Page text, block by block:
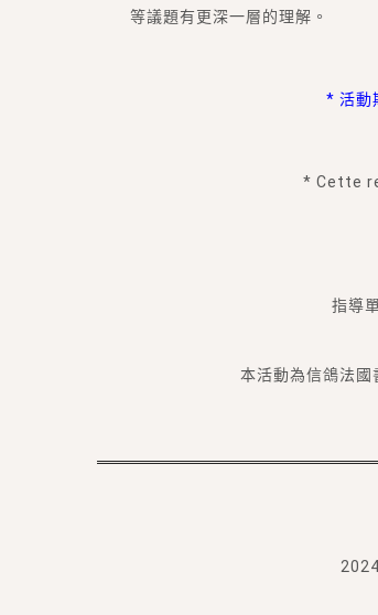
等議題有更深一層的理解。
* 活動
* Cette
指導
本活動為信鴿法國